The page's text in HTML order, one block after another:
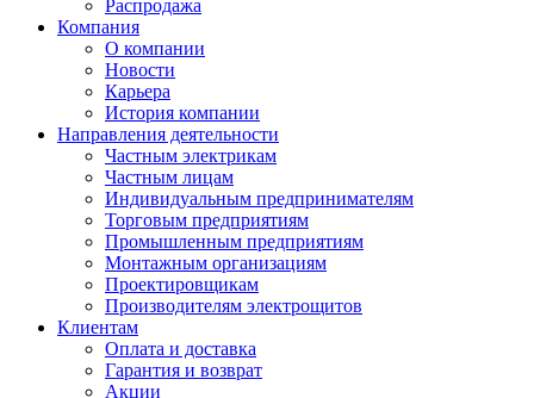
Распродажа
Компания
О компании
Новости
Карьера
История компании
Направления деятельности
Частным электрикам
Частным лицам
Индивидуальным предпринимателям
Торговым предприятиям
Промышленным предприятиям
Монтажным организациям
Проектировщикам
Производителям электрощитов
Клиентам
Оплата и доставка
Гарантия и возврат
Акции